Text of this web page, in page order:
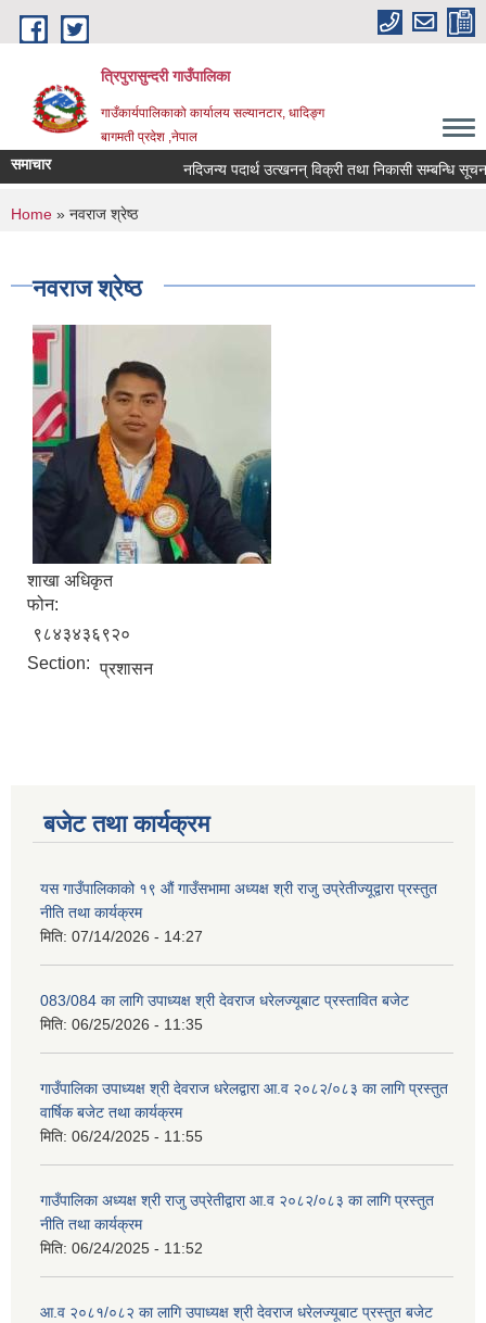
Skip to main content
त्रिपुरासुन्दरी गाउँपालिका
गाउँकार्यपालिकाको कार्यालय सल्यानटार, धादिङ्ग
बागमती प्रदेश ,नेपाल
समाचार नदिजन्य पदार्थ उत्खनन् विक्री तथा निकासी सम्बन्धि सूचना
You are here
Home » नवराज श्रेष्ठ
नवराज श्रेष्ठ
शाखा अधिकृत
फोन:
९८४३४३६९२०
Section: प्रशासन
बजेट तथा कार्यक्रम
यस गाउँपालिकाको १९ औं गाउँसभामा अध्यक्ष श्री राजु उप्रेतीज्यूद्वारा प्रस्तुत
नीति तथा कार्यक्रम
मिति: 07/14/2026 - 14:27
083/084 का लागि उपाध्यक्ष श्री देवराज धरेलज्यूबाट प्रस्तावित बजेट
मिति: 06/25/2026 - 11:35
गाउँपालिका उपाध्यक्ष श्री देवराज धरेलद्वारा आ.व २०८२/०८३ का लागि प्रस्तुत
वार्षिक बजेट तथा कार्यक्रम
मिति: 06/24/2025 - 11:55
गाउँपालिका अध्यक्ष श्री राजु उप्रेतीद्वारा आ.व २०८२/०८३ का लागि प्रस्तुत
नीति तथा कार्यक्रम
मिति: 06/24/2025 - 11:52
आ.व २०८१/०८२ का लागि उपाध्यक्ष श्री देवराज धरेलज्यूबाट प्रस्तुत बजेट